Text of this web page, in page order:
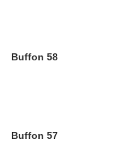
Buffon 58
Buffon 57